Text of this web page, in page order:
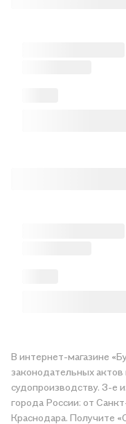
В интернет-магазине
законодательных
судопроизводству. 3-е
города России: от
Краснодара. Получите